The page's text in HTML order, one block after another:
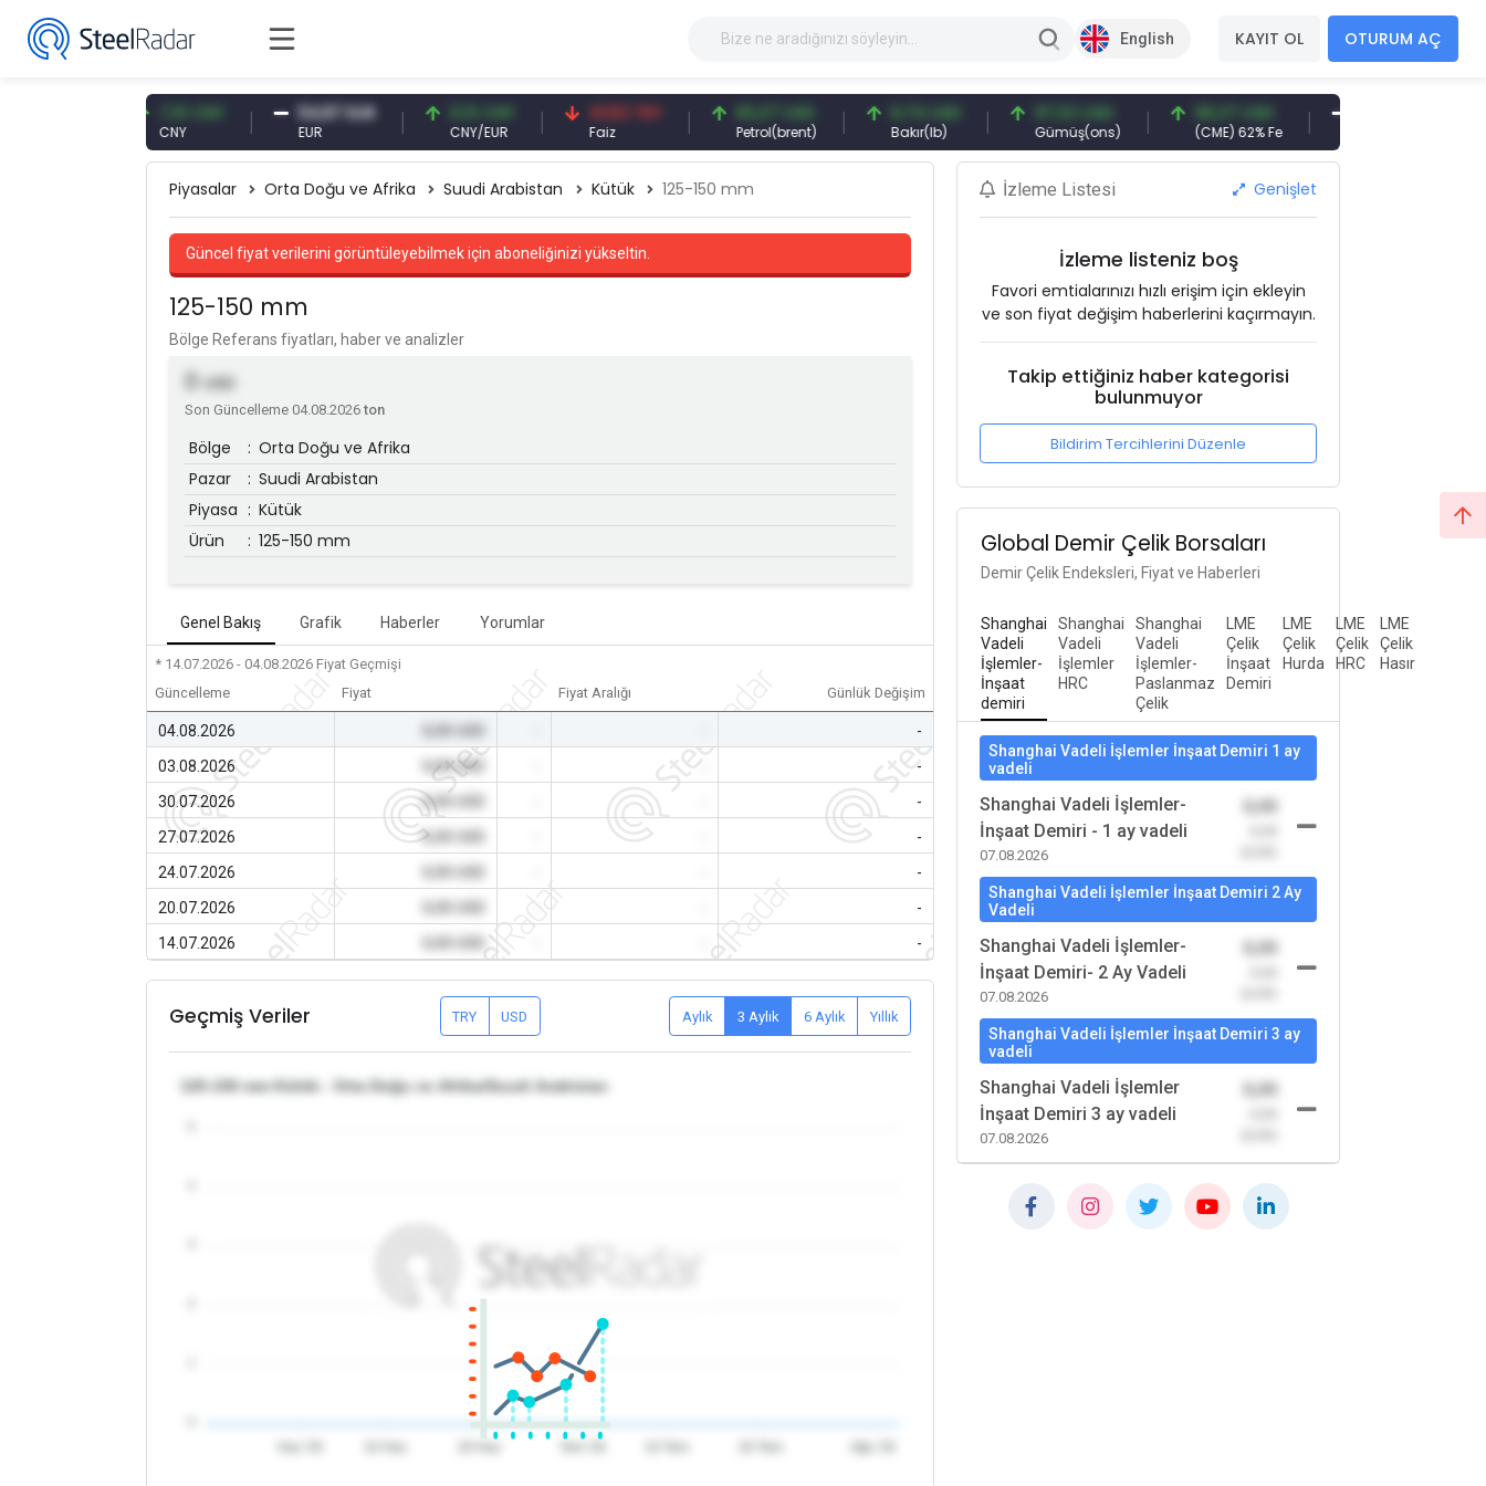
English KAYIT OL OTURUM AÇ
7,10 CNY 54,87 EUR
EUR
0,13 CNY
CNY/EUR
41,53 TRY
Faiz
83,27 USD
Petrol(brent)
6,74 USD
Bakır(lb)
97,32 USD
Gümüş(ons)
96,27 USD
(CME) 62% Fe
377,25 USD
Gemi Söküm
Piyasalar Orta Doğu ve Afrika Suudi Arabistan Kütük 125-150 mm
Güncel fiyat verilerini görüntüleyebilmek için aboneliğinizi yükseltin.
125-150 mm
Bölge Referans fiyatları, haber ve analizler
0 USD
Son Güncelleme 04.08.2026ton
Bölge : Orta Doğu ve Afrika
Pazar
: Suudi Arabistan
Piyasa : Kütük
Ürün
: 125-150 mm
Genel Bakış Grafik Haberler Yorumlar
* 14.07.2026 - 04.08.2026 Fiyat Geçmişi
Güncelleme
Fiyat Fiyat Aralığı Günlük Değişim
04.08.2026
-
03.08.2026
0,00 USD
-
30.07.2026
0,00 USD
-
27.07.2026
0,00 USD
-
24.07.2026
-
20.07.2026
-
-
14.07.2026
-
Geçmiş Veriler TRY USD Aylık 3 Aylık 6 Aylık Yıllık
125-150 mm Kütük - Orta Doğu ve Afrika/Suudi Arabistan
İzleme Listesi Genişlet
İzleme listeniz boş
Favori emtialarınızı hızlı erişim için ekleyin
ve son fiyat değişim haberlerini kaçırmayın.
Takip ettiğiniz haber kategorisi
bulunmuyor
Bildirim Tercihlerini Düzenle
Global Demir Çelik Borsaları
Demir Çelik Endeksleri, Fiyat ve Haberleri
Shanghai
Vadeli
İşlemler-
İnşaat
demiri
Shanghai
Vadeli
İşlemler
HRC
Shanghai
Vadeli
İşlemler-
Paslanmaz
Çelik
LME
Çelik
İnşaat
Demiri
LME
Çelik
Hurda
LME
Çelik
HRC
LME
Çelik
Hasır
Shanghai Vadeli İşlemler İnşaat Demiri 1 ay
vadeli
Shanghai Vadeli İşlemler-
İnşaat Demiri - 1 ay vadeli
07.08.2026
Shanghai Vadeli İşlemler İnşaat Demiri 2 Ay
Vadeli
Shanghai Vadeli İşlemler-
İnşaat Demiri- 2 Ay Vadeli
07.08.2026
Shanghai Vadeli İşlemler İnşaat Demiri 3 ay
vadeli
Shanghai Vadeli İşlemler
İnşaat Demiri 3 ay vadeli
07.08.2026